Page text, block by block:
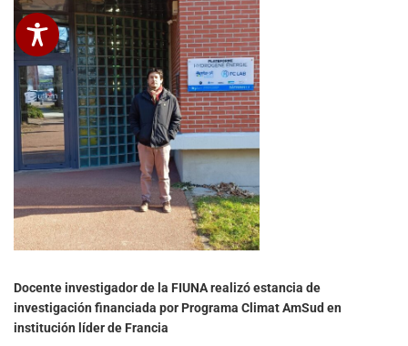
Docente investigador de la FIUNA realizó estancia de
investigación financiada por Programa Climat AmSud en
institución líder de Francia